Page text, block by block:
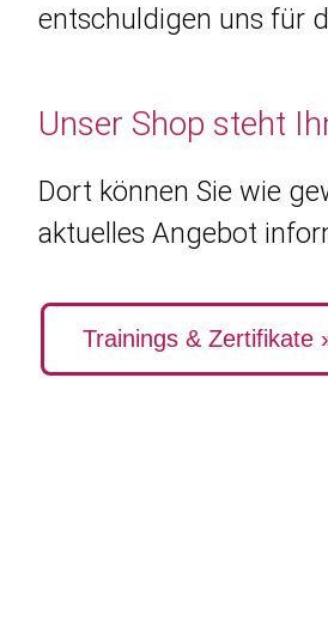
entschuldigen uns für
Unser Shop steht
Dort können Sie wie
aktuelles Angebot
Trainings & Zertifikate